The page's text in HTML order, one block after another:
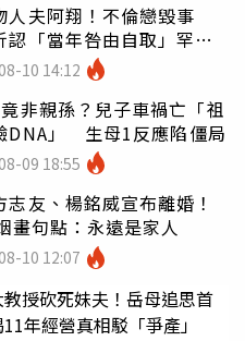
人夫阿翔！不倫戀毀事
「當年咎由自取」罕吐
10 14:12
非親孫？兒子車禍亡「祖
DNA」 生母1反應陷僵局
09 18:55
志友、楊銘威宣布離婚！
畫句點：永遠是家人
10 12:07
授砍死妹夫！岳母追思首
年經營真相駁「爭產」